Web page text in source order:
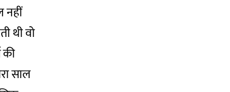
नहीं
थी वो
की
साल